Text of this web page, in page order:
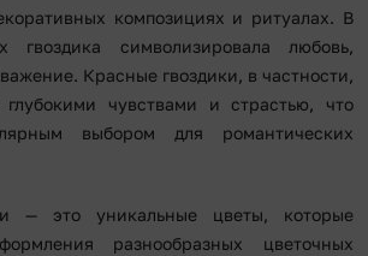
композициях и ритуалах. В
гвоздика символизировала любовь,
Красные гвоздики, в частности,
чувствами и страстью, что
выбором для романтических
— это уникальные цветы, которые
разнообразных цветочных